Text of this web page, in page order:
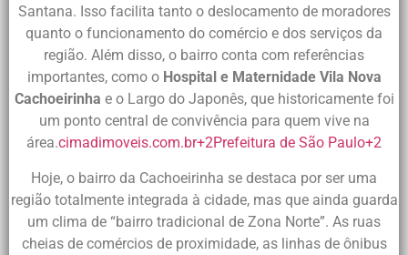
Santana. Isso facilita tanto o deslocamento de moradores
quanto o funcionamento do comércio e dos serviços da
região. Além disso, o bairro conta com referências
importantes, como o Hospital e Maternidade Vila Nova
Cachoeirinha e o Largo do Japonês, que historicamente foi
um ponto central de convivência para quem vive na
área.cimadimoveis.com.br+2Prefeitura de São Paulo+2
Hoje, o bairro da Cachoeirinha se destaca por ser uma
região totalmente integrada à cidade, mas que ainda guarda
um clima de “bairro tradicional de Zona Norte”. As ruas
cheias de comércios de proximidade, as linhas de ônibus